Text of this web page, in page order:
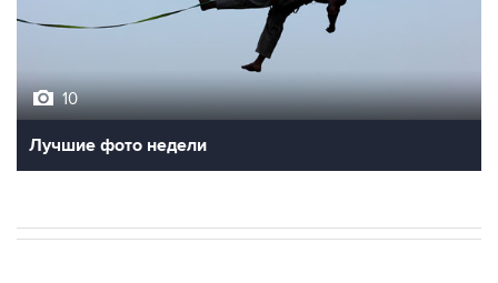
10
Лучшие фото недели